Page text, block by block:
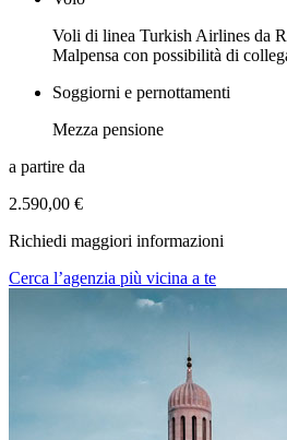
Voli di linea Turkish Airlines da
Malpensa con possibilità di
Soggiorni e pernottamenti
Mezza pensione
a partire da
2.590,00 €
Richiedi maggiori informazioni
Cerca l’agenzia più vicina a te